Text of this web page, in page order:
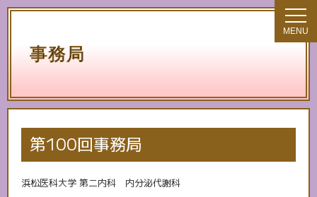
MENU
事務局
第100回事務局
浜松医科大学 第二内科 内分泌代謝科